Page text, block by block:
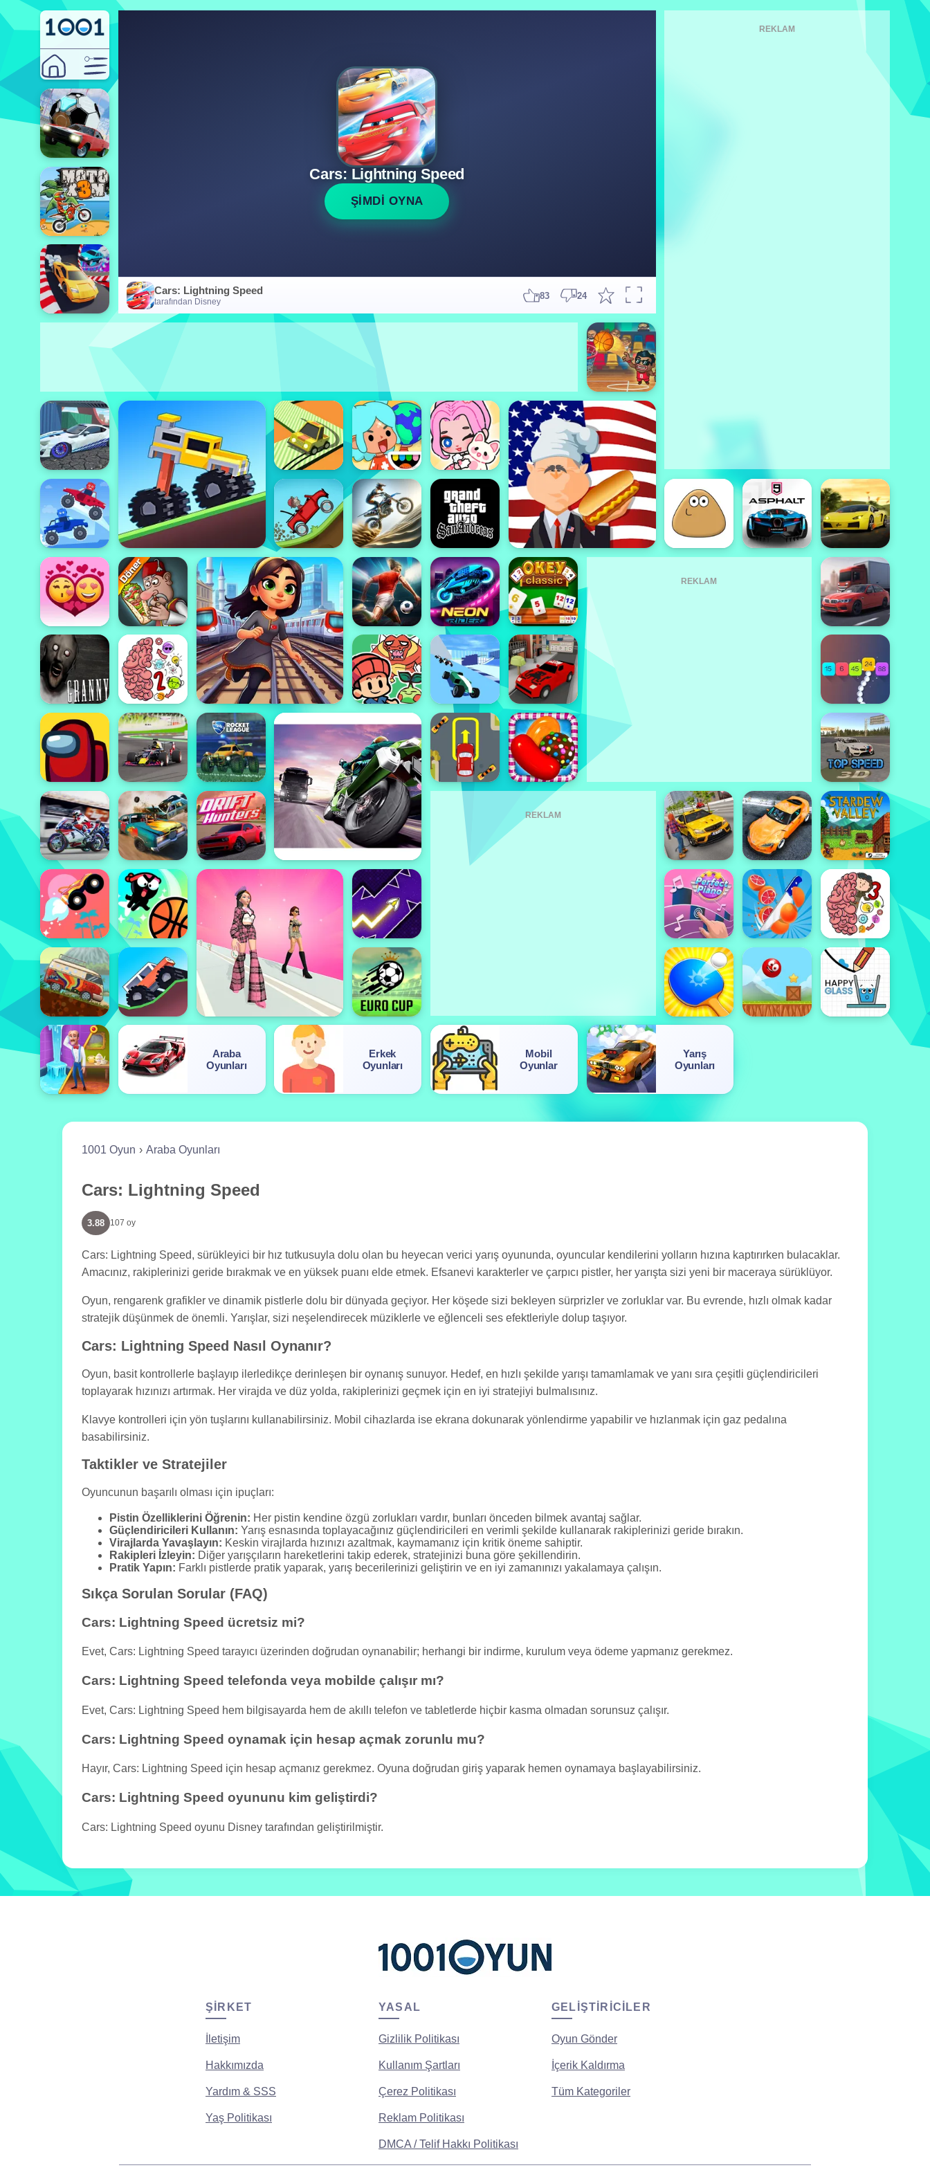
Cars: Lightning Speed
ŞİMDİ OYNA
Cars: Lightning Speed
tarafından Disney
83 24
REKLAM
REKLAM
REKLAM
Araba
Oyunları
Erkek
Oyunları
Mobil
Oyunlar
Yarış
Oyunları
1001 Oyun Araba Oyunları
Cars: Lightning Speed
3.88 107 oy
Cars: Lightning Speed, sürükleyici bir hız tutkusuyla dolu olan bu heyecan verici yarış oyununda, oyuncular kendilerini yolların hızına kaptırırken bulacaklar.
Amacınız, rakiplerinizi geride bırakmak ve en yüksek puanı elde etmek. Efsanevi karakterler ve çarpıcı pistler, her yarışta sizi yeni bir maceraya sürüklüyor.
Oyun, rengarenk grafikler ve dinamik pistlerle dolu bir dünyada geçiyor. Her köşede sizi bekleyen sürprizler ve zorluklar var. Bu evrende, hızlı olmak kadar
stratejik düşünmek de önemli. Yarışlar, sizi neşelendirecek müziklerle ve eğlenceli ses efektleriyle dolup taşıyor.
Cars: Lightning Speed Nasıl Oynanır?
Oyun, basit kontrollerle başlayıp ilerledikçe derinleşen bir oynanış sunuyor. Hedef, en hızlı şekilde yarışı tamamlamak ve yanı sıra çeşitli güçlendiricileri
toplayarak hızınızı artırmak. Her virajda ve düz yolda, rakiplerinizi geçmek için en iyi stratejiyi bulmalısınız.
Klavye kontrolleri için yön tuşlarını kullanabilirsiniz. Mobil cihazlarda ise ekrana dokunarak yönlendirme yapabilir ve hızlanmak için gaz pedalına
basabilirsiniz.
Taktikler ve Stratejiler
Oyuncunun başarılı olması için ipuçları:
Pistin Özelliklerini Öğrenin: Her pistin kendine özgü zorlukları vardır, bunları önceden bilmek avantaj sağlar.
Güçlendiricileri Kullanın: Yarış esnasında toplayacağınız güçlendiricileri en verimli şekilde kullanarak rakiplerinizi geride bırakın.
Virajlarda Yavaşlayın: Keskin virajlarda hızınızı azaltmak, kaymamanız için kritik öneme sahiptir.
Rakipleri İzleyin: Diğer yarışçıların hareketlerini takip ederek, stratejinizi buna göre şekillendirin.
Pratik Yapın: Farklı pistlerde pratik yaparak, yarış becerilerinizi geliştirin ve en iyi zamanınızı yakalamaya çalışın.
Sıkça Sorulan Sorular (FAQ)
Cars: Lightning Speed ücretsiz mi?
Evet, Cars: Lightning Speed tarayıcı üzerinden doğrudan oynanabilir; herhangi bir indirme, kurulum veya ödeme yapmanız gerekmez.
Cars: Lightning Speed telefonda veya mobilde çalışır mı?
Evet, Cars: Lightning Speed hem bilgisayarda hem de akıllı telefon ve tabletlerde hiçbir kasma olmadan sorunsuz çalışır.
Cars: Lightning Speed oynamak için hesap açmak zorunlu mu?
Hayır, Cars: Lightning Speed için hesap açmanız gerekmez. Oyuna doğrudan giriş yaparak hemen oynamaya başlayabilirsiniz.
Cars: Lightning Speed oyununu kim geliştirdi?
Cars: Lightning Speed oyunu Disney tarafından geliştirilmiştir.
ŞIRKET
İletişim
Hakkımızda
Yardım & SSS
Yaş Politikası
YASAL
Gizlilik Politikası
Kullanım Şartları
Çerez Politikası
Reklam Politikası
DMCA / Telif Hakkı Politikası
GELIŞTIRICILER
Oyun Gönder
İçerik Kaldırma
Tüm Kategoriler